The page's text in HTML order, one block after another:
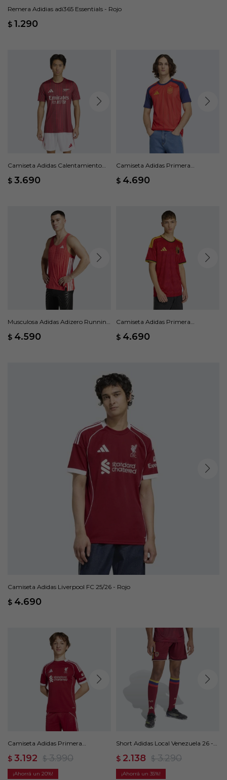
Remera Adidias adi365 Essentials - Rojo
$ 1.290
Camiseta Adidas Calentamiento
$ 3.690
Camiseta Adidas Primera
$ 4.690
Musculosa Adidas Adizero Running
$ 4.590
Camiseta Adidas Primera
$ 4.690
Camiseta Adidas Liverpool FC 25/26 - Rojo
$ 4.690
Camiseta Adidas Primera
Rojo
$ 3.192 $ 3.990
20
Short Adidas Local Venezuela 26 -
$ 2.138 $ 3.290
35